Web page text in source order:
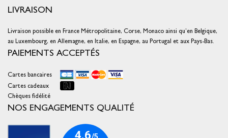
LIVRAISON
Livraison possible en France Métropolitaine, Corse, Monaco ainsi qu’en Belgique,
au Luxembourg, en Allemagne, en Italie, en Espagne, au Portugal et aux Pays-Bas.
PAIEMENTS ACCEPTÉS
Cartes bancaires
Cartes cadeaux
Chèques fidélité
NOS ENGAGEMENTS QUALITÉ